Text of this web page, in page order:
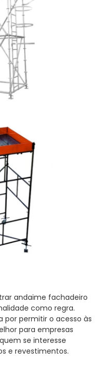
andaime fachadeiro
como regra.
por permitir o acesso às
para empresas
se interesse
e revestimentos.